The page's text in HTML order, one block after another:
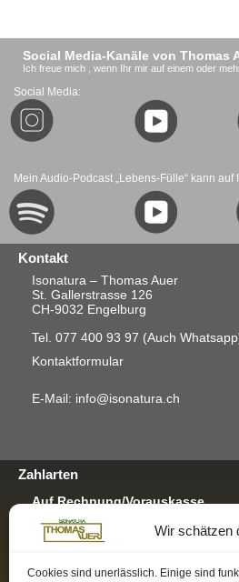
Wir schätzen
Cookies sind unerlässlich. Einige sind
Social Media-Kanäle von Thomas
Ich freue mich , wenn Ihr mir auf einem oder
Social Media:
Mein Audio-Podcast „Lebens-Fülle“ kann
Kontakt
Isonatura – Thomas Auer
St. Gallerstrasse 126
CH-9032 Engelburg
Tel. 077 400 93 97 (Auch
Kontaktformular
E-Mail: info@isonatura.ch
Zahlarten
Auf Rechnung/Vorauskasse
Postschalter-Zahlung.
Für mehr Infos hier klicken
Per TWINT